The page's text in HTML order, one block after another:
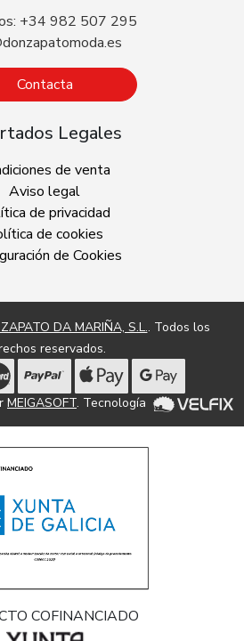
+34 982 507 295
Contacta
Legales
de venta
Aviso legal
de privacidad
de cookies
de Cookies
DA MARIÑA, S.L.. Todos los
reservados.
MEIGASOFT. Tecnología
COFINANCIADO